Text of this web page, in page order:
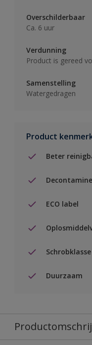
Overschilderbaar
Ca. 6 uur
Verdunning
Product is gereed
Samenstelling
Watergedragen
Product
Beter
ECO label
Schrobklasse
Duurzaam